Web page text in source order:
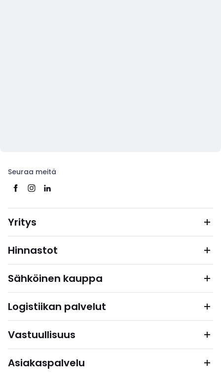
Seuraa meitä
Yritys
Hinnastot
Sähköinen kauppa
Logistiikan palvelut
Vastuullisuus
Asiakaspalvelu